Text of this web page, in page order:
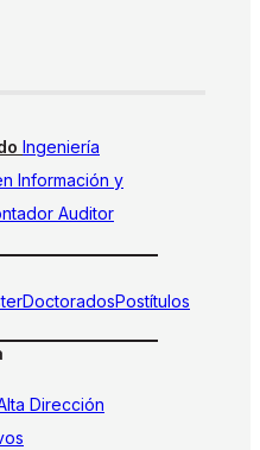
Ingeniería
Información y
Auditor
DoctoradosPostítulos
Dirección